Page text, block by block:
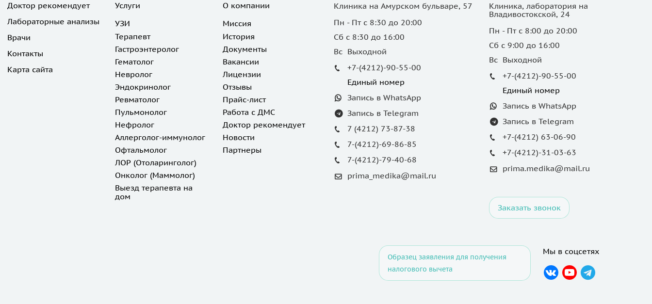
Доктор рекомендует
Лабораторные анализы
Врачи
Контакты
Карта сайта
Услуги
УЗИ
Терапевт
Гастроэнтеролог
Гематолог
Невролог
Эндокринолог
Ревматолог
Пульмонолог
Нефролог
Аллерголог-иммунолог
Офтальмолог
ЛОР (Отоларинголог)
Онколог (Маммолог)
Выезд терапевта на
дом
О компании
Миссия
История
Документы
Вакансии
Лицензии
Отзывы
Прайс-лист
Работа с ДМС
Доктор рекомендует
Новости
Партнеры
Клиника на Амурском бульваре, 57
Пн - Пт с 8:30 до 20:00
Сб с 8:30 до 16:00
Вс Выходной
+7-(4212)-90-55-00
Единый номер
Запись в WhatsApp
Запись в Telegram
7 (4212) 73-87-38
7-(4212)-69-86-85
7-(4212)-79-40-68
prima_medika@mail.ru
Клиника, лаборатория на
Владивостокской, 24
Пн - Пт с 8:00 до 20:00
Сб с 9:00 до 16:00
Вс Выходной
+7-(4212)-90-55-00
Единый номер
Запись в WhatsApp
Запись в Telegram
+7-(4212) 63-06-90
+7-(4212)-31-03-63
prima.medika@mail.ru
Заказать звонок
Образец заявления для получения
налогового вычета
Мы в соцсетях